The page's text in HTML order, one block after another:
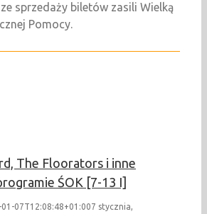
sprzedaży biletów zasili Wielką
Pomocy.
The Floorators i inne
ŚOK [7-13 I]
01-07T12:08:48+01:007 stycznia,